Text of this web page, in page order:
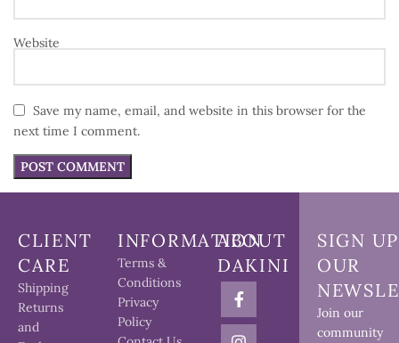
Website
Save my name, email, and website in this browser for the
next time I comment.
CLIENT
CARE
Shipping
Returns
and
INFORMATION
Terms &
Conditions
Privacy
Policy
ABOUT
DAKINI
SIGN
OUR
Join our
community